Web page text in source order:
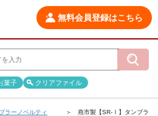
無料会員登録はこちら
菓子 クリアファイル
ラーノベルティ 燕市製【SR-Ⅰ】タンブラー